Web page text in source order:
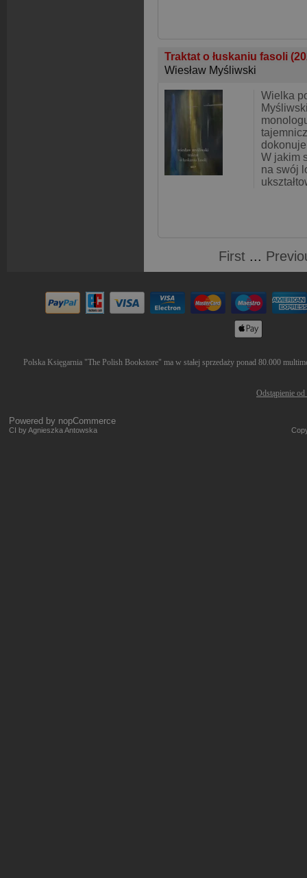
Traktat o łuskaniu fasoli
Wiesław Myśliwski
Wielka
W jakim
na swój
First ...
Polska Księgarnia "The Polish Bookstore" ma w stałej sprzedaży ponad 80.000
Odstąpienie
Powered by nopCommerce
CI by Agnieszka Antowska